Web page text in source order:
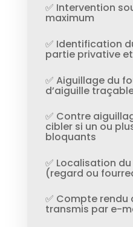
✅ Intervention
maximum
✅ Identification
partie privative
✅ Aiguillage du
d’aiguille
✅ Contre
cibler si un ou
bloquants
✅ Localisation
(regard ou
✅ Compte rendu
transmis par e-